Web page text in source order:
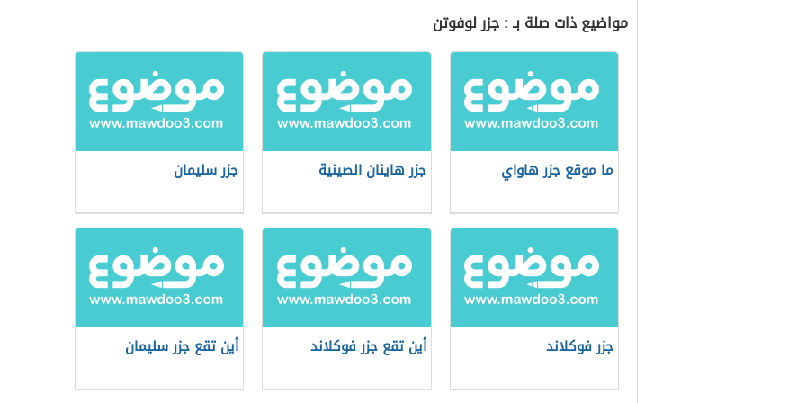
مواضيع ذات صلة بـ : جزر لوفوتن
ما موقع جزر هاواي جزر هاينان الصينية جزر سليمان
جزر فوكلاند أين تقع جزر فوكلاند أين تقع جزر سليمان